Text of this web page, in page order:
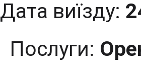
Дата виїзду:
Послуги: